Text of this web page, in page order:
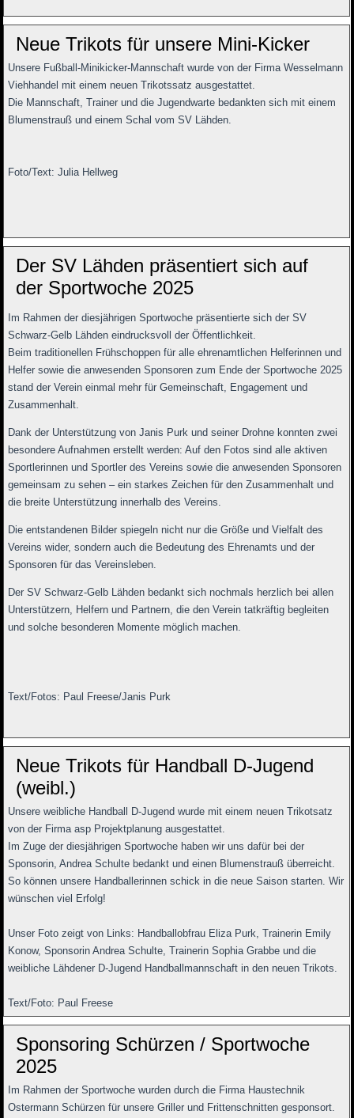
Neue Trikots für unsere Mini-Kicker
Unsere Fußball-Minikicker-Mannschaft wurde von der Firma Wesselmann
Viehhandel mit einem neuen Trikotssatz ausgestattet.
Die Mannschaft, Trainer und die Jugendwarte bedankten sich mit einem
Blumenstrauß und einem Schal vom SV Lähden.
Foto/Text: Julia Hellweg
Der SV Lähden präsentiert sich auf
der Sportwoche 2025
Im Rahmen der diesjährigen Sportwoche präsentierte sich derSV
Schwarz-Gelb Lähden eindrucksvoll der Öffentlichkeit.
Beim traditionellen Frühschoppen für alle ehrenamtlichen Helferinnen und
Helfer sowie die anwesenden Sponsoren zum Ende der Sportwoche 2025
stand der Verein einmal mehr für Gemeinschaft, Engagement und
Zusammenhalt.
Dank der Unterstützung von Janis Purk und seiner Drohne konnten zwei
besondere Aufnahmen erstellt werden: Auf den Fotos sind alle aktiven
Sportlerinnen und Sportler des Vereins sowie die anwesenden Sponsoren
gemeinsam zu sehen – ein starkes Zeichen für den Zusammenhalt und
die breite Unterstützung innerhalb des Vereins.
Die entstandenen Bilder spiegeln nicht nur die Größe und Vielfalt des
Vereins wider, sondern auch die Bedeutung des Ehrenamts und der
Sponsoren für das Vereinsleben.
Der SV Schwarz-Gelb Lähden bedankt sich nochmals herzlich bei allen
Unterstützern, Helfern und Partnern, die den Verein tatkräftig begleiten
und solche besonderen Momente möglich machen.
Text/Fotos: Paul Freese/Janis Purk
Neue Trikots für Handball D-Jugend
(weibl.)
Unsere weibliche Handball D-Jugend wurde mit einem neuen Trikotsatz
von der Firma asp Projektplanung ausgestattet.
Im Zuge der diesjährigen Sportwoche haben wir uns dafür bei der
Sponsorin, Andrea Schulte bedankt und einen Blumenstrauß überreicht.
So können unsere Handballerinnen schick in die neue Saison starten. Wir
wünschen viel Erfolg!
Unser Foto zeigt von Links: Handballobfrau Eliza Purk, Trainerin Emily
Konow, Sponsorin Andrea Schulte, Trainerin Sophia Grabbe und die
weibliche Lähdener D-Jugend Handballmannschaft in den neuen Trikots.
Text/Foto: Paul Freese
Sponsoring Schürzen / Sportwoche
2025
Im Rahmen der Sportwoche wurden durch die Firma Haustechnik
Ostermann Schürzen für unsere Griller und Frittenschnitten gesponsort.